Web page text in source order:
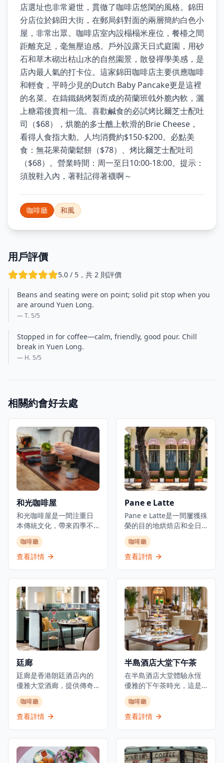
店選址也非常避世，貫徹了咖啡店悠閑的風格。錦田
分店位於錦田大街，在郵局斜對面的兩層簡約白色小
屋，非常出眾。咖啡店室內設榻榻米座位，餐檯之間
距離充足，毫無壓迫感。戶外設露天日式庭園，用砂
石和草木砌出枯山水的自然園景，散發禪學美感，是
店內最人氣的打卡位。這家錦田咖啡店主要供應咖啡
和輕食，平時少見的Dutch Baby Pancake更是這裡
的名菜。在鑄鐵鍋烤製而成的荷蘭班㦸外脆內軟，灑
上糖霜後賣相一流。喜歡鹹食的必試烤比爾芝士配吐
司（$68），烘脆的多士醮上軟滑的Brie Cheese，
看得人食指大動。人均消費約$150-$200。必點美
食：無花果荷蘭鬆餅（$78）、烤比爾芝士配吐司
（$68）。營業時間：周一至日10:00-18:00。提示：
須脫鞋入內，著鞋記得著襪啊～
咖啡廳 和風
用戶評價
5.0 / 5，共 2 則評價
Beans and seating were on point; solid pit stop when you
are around Yuen Long.
— T. 5/5
Stopped in for coffee—calm, friendly, good pour. Chill
break in Yuen Long.
— H. 5/5
相關約會好去處
和光咖啡屋
和光咖啡屋是一間注重日
本傳統文化，帶來四季不
同美食的咖啡館。這裡的
每一道菜品都融合了新鮮
的當季食材，旨在呈現日
的清涼抹茶冰淇淋、秋天
的栗子甜點，還是冬天的
熱湯，每一口都讓人感受
到濃厚的季節氛圍。此
外，咖啡屋內部裝潢以簡
約的日式風格為主，搭配
柔和的燈光和舒適的座
的環境。店內還定期舉辦
茶道和和菓子製作的工作
坊，讓顾客能夠親身體驗
日本的傳統文化與藝術。
和光咖啡屋不僅是一個品
味美食的地方，更是一個
咖啡廳
查看詳情
Pane e Latte
Pane e Latte是一間屢獲殊
榮的目的地烘焙店和全日
餐廳，位於赤柱海岸。這
間由Pirata Group經營的
優雅意式咖啡廳，設計感
末人潮。從日出到日落，
他們提供坐下式早餐、午
餐和晚餐，專門提供新鮮
烘焙的意大利食品和海濱
用餐體驗。餐廳作為沉浸
式烘焙概念經營，名稱喚
起意大利語中的「麵包和
咖啡廳
查看詳情
廷廊
廷廊是香港朗廷酒店內的
優雅大堂酒廊，提供傳奇
的朗廷下午茶體驗，是情
侶約會和優雅聚會的完美
選擇。這個品味裝飾的茶
尾酒，位於清新優雅的空
間內，作為大堂的戲劇性
咖啡廳
查看詳情
半島酒店大堂下午茶
在半島酒店大堂體驗永恆
優雅的下午茶時光，這是
香港半島酒店位於尖沙咀
的著名全日制國際餐廳。
這家餐廳位於半島酒店大
人龍和滿座的客人。下午
茶套餐每人港幣468元，雙
咖啡廳
查看詳情